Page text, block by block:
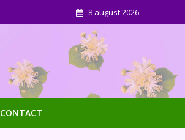
8 august 2026
CONTACT